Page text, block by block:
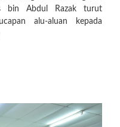
bin Abdul Razak turut
alu-aluan kepada